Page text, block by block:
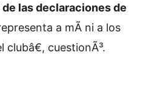
las declaraciones de
a mÃ­ ni a los
cuestionÃ³.